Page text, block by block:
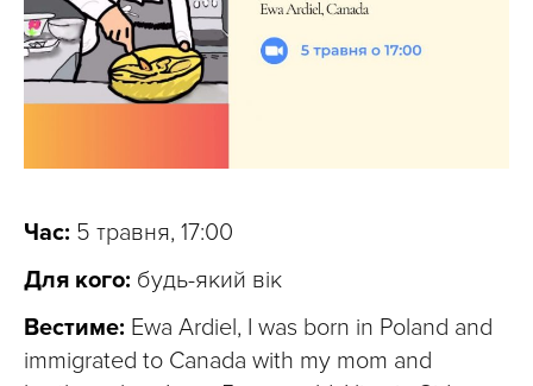
Час: 5 травня, 17:00
Для кого: будь-який вік
Вестиме: Ewa Ardiel, I was born in Poland and
immigrated to Canada with my mom and